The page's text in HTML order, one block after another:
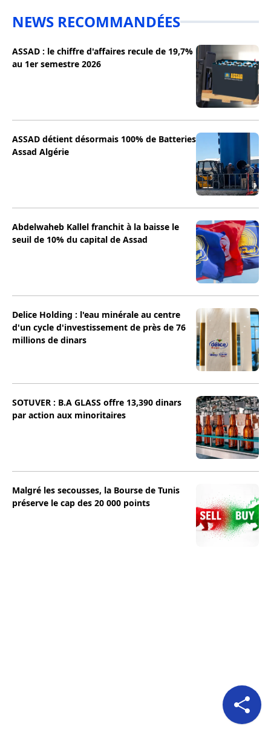
NEWS RECOMMANDÉES
ASSAD : le chiffre d'affaires recule de 19,7%
au 1er semestre 2026
ASSAD détient désormais 100% de Batteries
Assad Algérie
Abdelwaheb Kallel franchit à la baisse le
seuil de 10% du capital de Assad
Delice Holding : l'eau minérale au centre
d'un cycle d'investissement de près de 76
millions de dinars
SOTUVER : B.A GLASS offre 13,390 dinars
par action aux minoritaires
Malgré les secousses, la Bourse de Tunis
préserve le cap des 20 000 points